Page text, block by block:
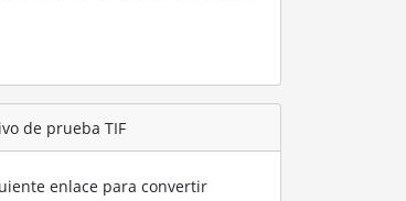
de prueba TIF
enlace para convertir